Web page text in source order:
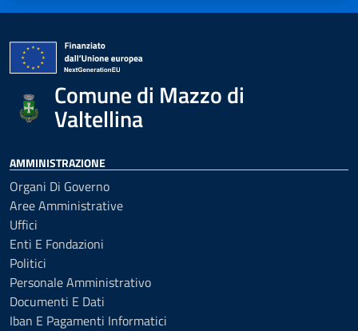
Comune di Mazzo di
Valtellina
AMMINISTRAZIONE
Organi Di Governo
Aree Amministrative
Uffici
Enti E Fondazioni
Politici
Personale Amministrativo
Documenti E Dati
Iban E Pagamenti Informatici